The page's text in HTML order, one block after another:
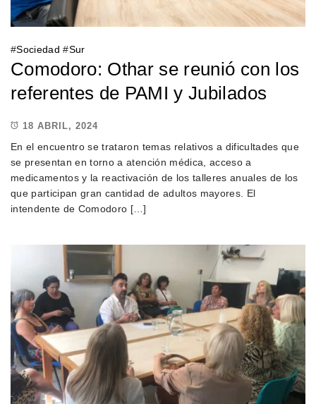
#Sociedad #Sur
Comodoro: Othar se reunió con los
referentes de PAMI y Jubilados
18 ABRIL, 2024
En el encuentro se trataron temas relativos a dificultades que
se presentan en torno a atención médica, acceso a
medicamentos y la reactivación de los talleres anuales de los
que participan gran cantidad de adultos mayores. El
intendente de Comodoro […]